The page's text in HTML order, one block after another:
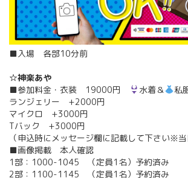
■入場 各部10分前
☆神楽あや
■参加料金・衣装 19000円
水着＆
私
ランジェリー +2000円
マイクロ +3000円
Tバック +3000円
（申込時にメッセージ欄に記載して下さい※当
■画像掲載 本人確認
1部：1000-1045 （定員1名）予約済み
2部：1100-1145 （定員1名）予約済み